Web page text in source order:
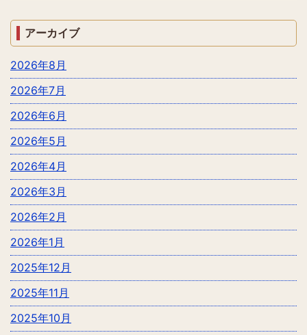
アーカイブ
2026年8月
2026年7月
2026年6月
2026年5月
2026年4月
2026年3月
2026年2月
2026年1月
2025年12月
2025年11月
2025年10月